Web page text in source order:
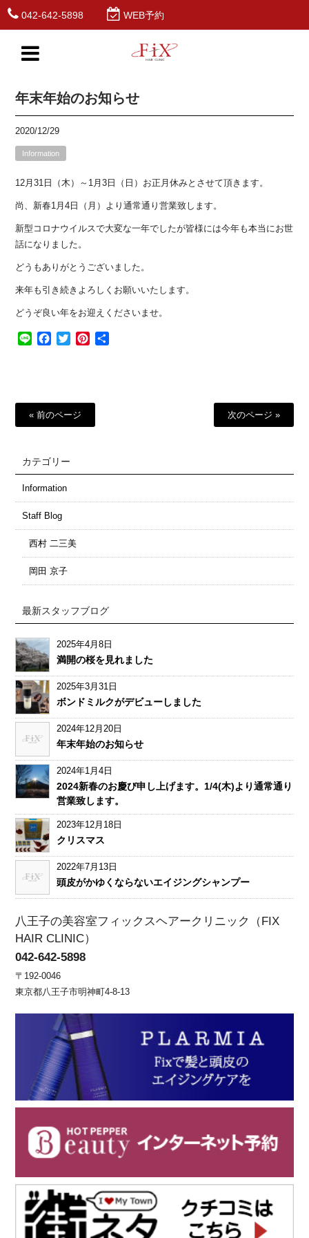
042-642-5898 WEB予約
年末年始のお知らせ
2020/12/29
Information
12月31日（木）～1月3日（日）お正月休みとさせて頂きます。
尚、新春1月4日（月）より通常通り営業致します。
新型コロナウイルスで大変な一年でしたが皆様には今年も本当にお世
話になりました。
どうもありがとうございました。
来年も引き続きよろしくお願いいたします。
どうぞ良い年をお迎えくださいませ。
Line Facebook
TwitterPinterest
« 前のページ 次のページ »
カテゴリー
Information
Staff Blog
西村 二三美
岡田 京子
最新スタッフブログ
2025年4月8日
満開の桜を見れました
2025年3月31日
ボンドミルクがデビューしました
2024年12月20日
年末年始のお知らせ
2024年1月4日
2024新春のお慶び申し上げます。1/4(木)より通常通り
営業致します。
2023年12月18日
クリスマス
2022年7月13日
頭皮がかゆくならないエイジングシャンプー
八王子の美容室フィックスヘアークリニック（FIX
HAIR CLINIC）
042-642-5898
〒192-0046
東京都八王子市明神町4-8-13